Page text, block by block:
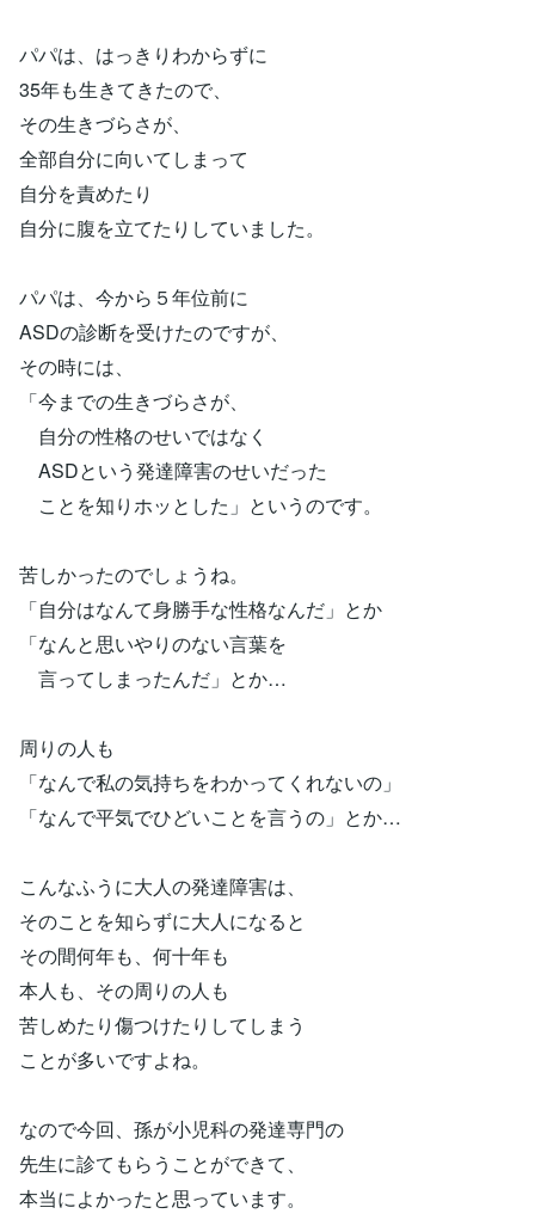
パパは、はっきりわからずに
35年も生きてきたので、
その生きづらさが、
全部自分に向いてしまって
自分を責めたり
自分に腹を立てたりしていました。
パパは、今から５年位前に
ASDの診断を受けたのですが、
その時には、
「今までの生きづらさが、
自分の性格のせいではなく
ASDという発達障害のせいだった
ことを知りホッとした」というのです。
苦しかったのでしょうね。
「自分はなんて身勝手な性格なんだ」とか
「なんと思いやりのない言葉を
言ってしまったんだ」とか…
周りの人も
「なんで私の気持ちをわかってくれないの」
「なんで平気でひどいことを言うの」とか…
こんなふうに大人の発達障害は、
そのことを知らずに大人になると
その間何年も、何十年も
本人も、その周りの人も
苦しめたり傷つけたりしてしまう
ことが多いですよね。
なので今回、孫が小児科の発達専門の
先生に診てもらうことができて、
本当によかったと思っています。